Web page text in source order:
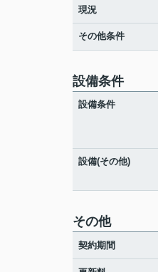
現況
その他条件
設備条件
設備条件
設備(その他)
その他
契約期間